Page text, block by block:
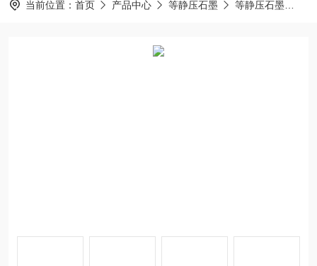
当前位置： 首页 产品中心 等静压石墨 等静压石墨